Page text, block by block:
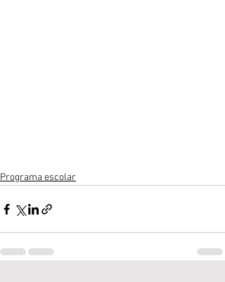
Programa escolar